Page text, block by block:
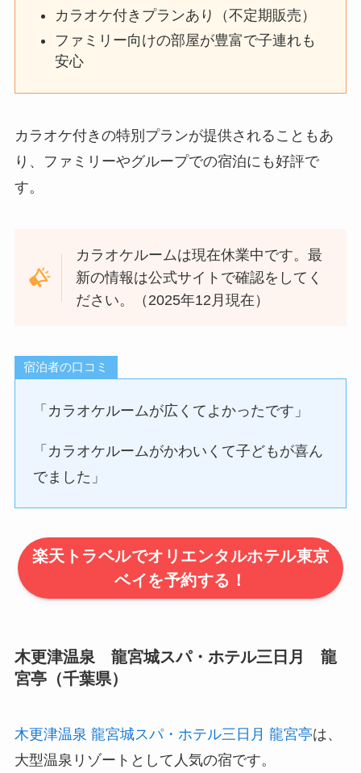
カラオケ付きプランあり（不定期販売）
ファミリー向けの部屋が豊富で子連れも
安心
カラオケ付きの特別プランが提供されることもあ
り、ファミリーやグループでの宿泊にも好評で
す。
カラオケルームは現在休業中です。最
新の情報は公式サイトで確認をしてく
ださい。（2025年12月現在）
宿泊者の口コミ
「カラオケルームが広くてよかったです」
「カラオケルームがかわいくて子どもが喜ん
でました」
楽天トラベルでオリエンタルホテル東京
ベイを予約する！
木更津温泉 龍宮城スパ・ホテル三日月 龍
宮亭（千葉県）
木更津温泉 龍宮城スパ・ホテル三日月 龍宮亭は、
大型温泉リゾートとして人気の宿です。